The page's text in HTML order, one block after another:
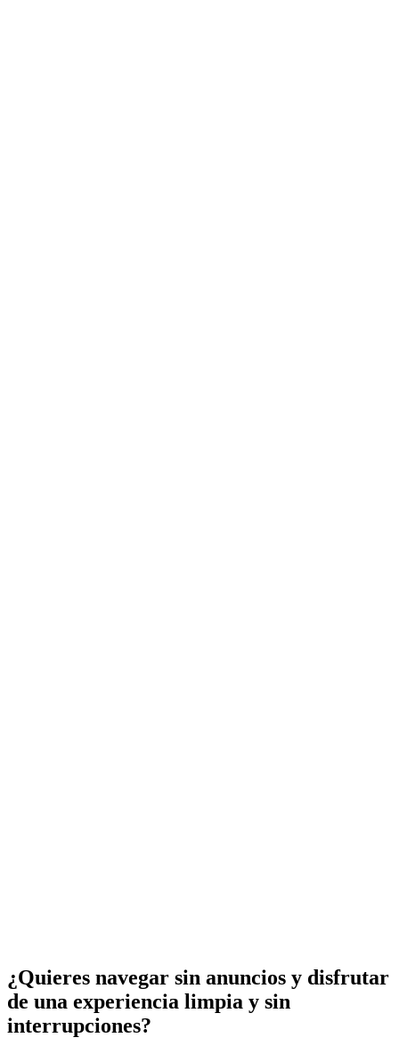
¿Quieres navegar sin anuncios y disfrutar
de una experiencia limpia y sin
interrupciones?